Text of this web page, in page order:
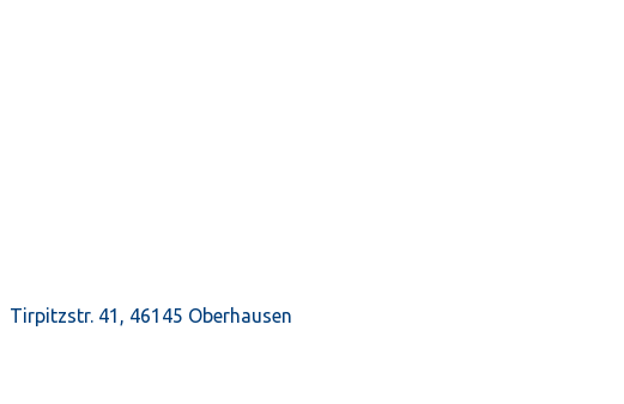
Tirpitzstr. 41, 46145 Oberhausen